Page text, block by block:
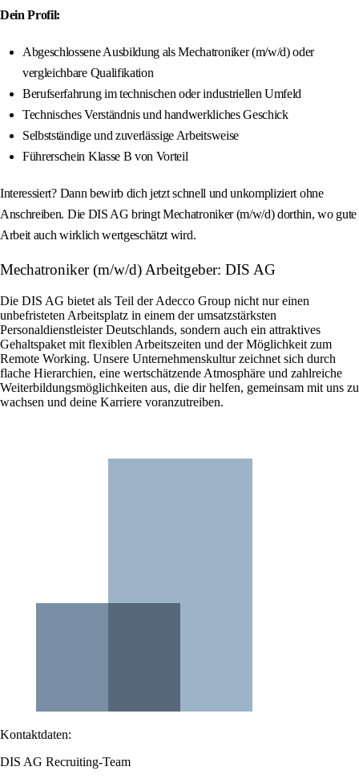
Dein Profil:
Abgeschlossene Ausbildung als Mechatroniker (m/w/d) oder
vergleichbare Qualifikation
Berufserfahrung im technischen oder industriellen Umfeld
Technisches Verständnis und handwerkliches Geschick
Selbstständige und zuverlässige Arbeitsweise
Führerschein Klasse B von Vorteil
Interessiert? Dann bewirb dich jetzt schnell und unkompliziert ohne
Anschreiben. Die DIS AG bringt Mechatroniker (m/w/d) dorthin, wo gute
Arbeit auch wirklich wertgeschätzt wird.
Mechatroniker (m/w/d) Arbeitgeber: DIS AG
Die DIS AG bietet als Teil der Adecco Group nicht nur einen
unbefristeten Arbeitsplatz in einem der umsatzstärksten
Personaldienstleister Deutschlands, sondern auch ein attraktives
Gehaltspaket mit flexiblen Arbeitszeiten und der Möglichkeit zum
Remote Working. Unsere Unternehmenskultur zeichnet sich durch
flache Hierarchien, eine wertschätzende Atmosphäre und zahlreiche
Weiterbildungsmöglichkeiten aus, die dir helfen, gemeinsam mit uns zu
wachsen und deine Karriere voranzutreiben.
Kontaktdaten:
DIS AG Recruiting-Team